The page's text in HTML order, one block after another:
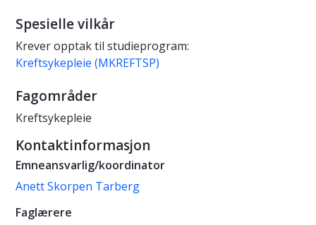
Spesielle vilkår
Krever opptak til studieprogram:
Kreftsykepleie (MKREFTSP)
Fagområder
Kreftsykepleie
Kontaktinformasjon
Emneansvarlig/koordinator
Anett Skorpen Tarberg
Faglærere